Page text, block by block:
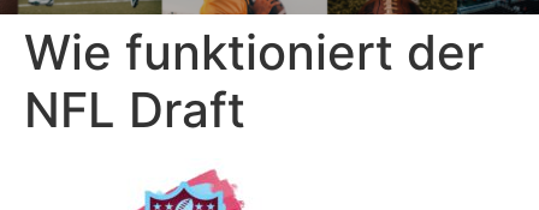
Wie funktioniert der
NFL Draft